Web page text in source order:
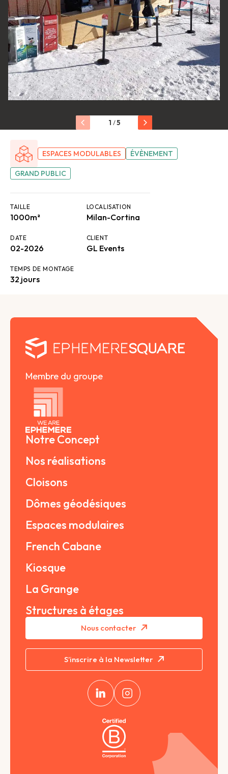
1 /5
ESPACES MODULABLES ÉVÈNEMENT
GRAND PUBLIC
TAILLE
1000m²
LOCALISATION
Milan-Cortina
DATE
02-2026
CLIENT
GL Events
TEMPS DE MONTAGE
32 jours
Membre du groupe
Notre Concept
Nos réalisations
Cloisons
Dômes géodésiques
Espaces modulaires
French Cabane
Kiosque
La Grange
Structures à étages
Nous contacter
S’inscrire à la Newsletter